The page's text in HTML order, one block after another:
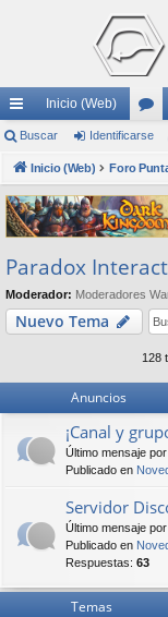
nl
ac
es
rá
pi
do
s
Inicio (Web)
or
os
Buscar Identificarse
Inicio (Web)
Paradox
Moderador: Moderadores
Nuevo Tema
128
Anuncios
¡Canal y
Último mensaje por
Publicado en
Servidor
Último mensaje por
Publicado en
Respuestas: 63
Temas